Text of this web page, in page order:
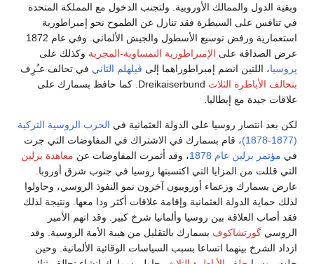
وبقية الدول والممالك الأوروبية. ولتجنب الدخول مع المملكة المتحدة
في تنافس على السيطرة فقد تنازل عن الطموح نحو إمبراطورية
استعمارية ورفض توسيع الأسطول والجيش الألماني. وفي عام 1872
عرض الصداقة على الإمبراطورية النمساوية-المجرية وكذلك على
پروسيا، اللتين انضم إمبراطوراهما إلى ڤيلهلم الثاني في تحالف عـُرِف
بتحالف الأباطرة الثلاث
Dreikaiserbund. كما حافظ بسمارك على
علاقات جيدة مع إيطاليا.
لكن بعد انتصار روسيا على الدولة العثمانية في الحرب الروسية التركية
(1877-1878)
، قام بسمارك في الاشتراك في المفاوضات التي جرت
في مؤتمر برلين عام 1878 ، وقد أثمرت المفاوضات عن معاهدة برلين
التي قللت من المزايا التي اكتسبتها روسيا في جنوب شرق أوروبا.
عارض بسمارك وزعماء أوروبيون آخرون نمو النفوذ الروسي، وحاولوا
لذلك حماية الدولة العثمانية وإقامة علاقات أكثر ودا معها. ونتيجة لذلك
فقد أصاب العلاقة بين روسيا وألمانيا شرخ كبير. وقد اتهم الأمير
الروسي گورتشاكوف بسمارك بالتقليل من هيبة الأمة الروسية. وقد
ازداد الشرخ بينهما اتساعا بسبب السياسات الوقائية الألمانية. وحين